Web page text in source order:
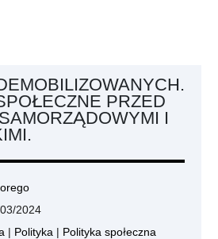
PRZED
I
2024
| Polityka | Polityka społeczna